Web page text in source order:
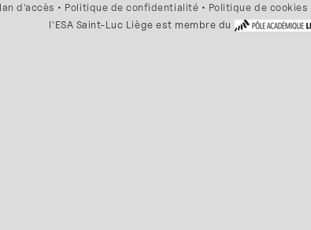
d'accès • Politique de confidentialité • Politique de cookies
l'ESA Saint-Luc Liège est membre du